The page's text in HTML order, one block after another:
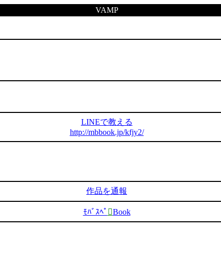
VAMP
LINEで教える
http://mbbook.jp/kfjy2/
作品を通報
ﾓﾊﾞｽﾍﾟ Book